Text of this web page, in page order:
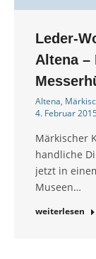
Leder-
Altena –
Altena,
4. Februar
Märkischer
handliche
jetzt in
Museen…
weiterlesen